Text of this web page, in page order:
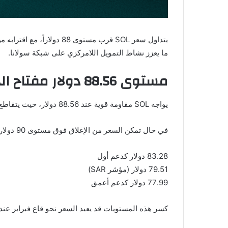
ما يعزز نشاط التمويل اللامركزي على شبكة سولانا.
مستوى 88.56 دولار مفتاح الحركة القادمة
يواجه SOL مقاومة قوية عند 88.56 دولار، حيث يتقاطع الحد العلوي لمؤشر Bollinger Bands مع خط اتجاه هابط. هذه المنطقة تمثل حاجزاً أساسياً أمام أي صعود جديد.
في حال تمكن السعر من الإغلاق فوق مستوى 90 دولار، فقد يفتح ذلك الطريق نحو اختبار مستوى 100 دولار. أما في حال الفشل، فقد نشهد تراجعاً نحو مستويات الدعم التالية:
83.28 دولار كدعم أول
79.51 دولار (مؤشر SAR)
77.99 دولار كدعم أعمق
كسر هذه المستويات قد يعيد السعر نحو قاع فبراير عند 67